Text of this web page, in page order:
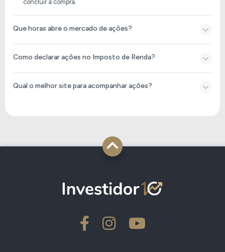
concluir a compra.
Que horas abre o mercado de ações?
Como declarar ações no Imposto de Renda​?
Qual o melhor site para acompanhar ações?